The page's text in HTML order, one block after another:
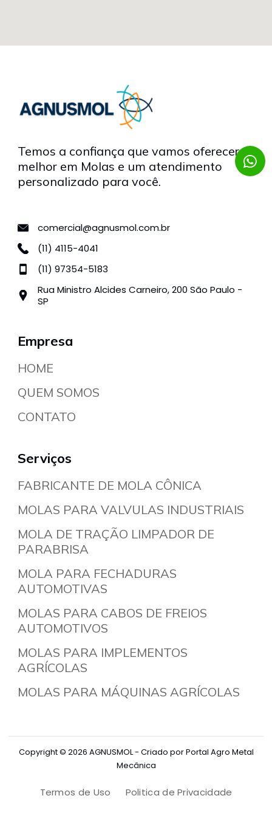
Temos a confiança que vamos oferecer o
melhor em Molas e um atendimento
personalizado para você.
comercial@agnusmol.com.br
(11) 4115-4041
(11) 97354-5183
Rua Ministro Alcides Carneiro, 200 São Paulo -
SP
Empresa
HOME
QUEM SOMOS
CONTATO
Serviços
FABRICANTE DE MOLA CÔNICA
MOLAS PARA VALVULAS INDUSTRIAIS
MOLA DE TRAÇÃO LIMPADOR DE
PARABRISA
MOLA PARA FECHADURAS
AUTOMOTIVAS
MOLAS PARA CABOS DE FREIOS
AUTOMOTIVOS
MOLAS PARA IMPLEMENTOS
AGRÍCOLAS
MOLAS PARA MÁQUINAS AGRÍCOLAS
Copyright © 2026 AGNUSMOL - Criado porPortal Agro Metal
Mecânica
Termos de Uso Politica de Privacidade